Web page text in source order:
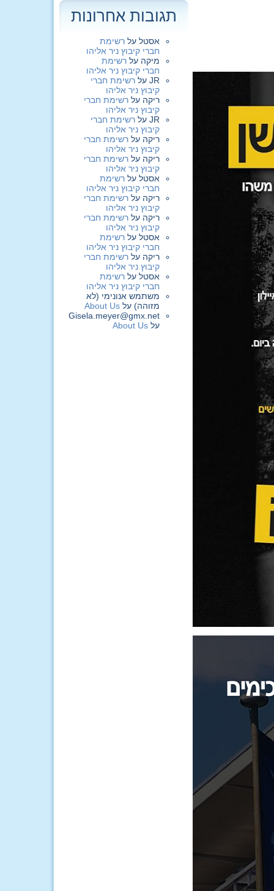
תגובות אחרונות
אסטל על רשימת
חברי קיבוץ ניר אליהו
מיקה על רשימת
חברי קיבוץ ניר אליהו
JR על רשימת חברי
קיבוץ ניר אליהו
ריקה על רשימת חברי
קיבוץ ניר אליהו
JR על רשימת חברי
קיבוץ ניר אליהו
ריקה על רשימת חברי
קיבוץ ניר אליהו
ריקה על רשימת חברי
קיבוץ ניר אליהו
אסטל על רשימת
חברי קיבוץ ניר אליהו
ריקה על רשימת חברי
קיבוץ ניר אליהו
ריקה על רשימת חברי
קיבוץ ניר אליהו
אסטל על רשימת
חברי קיבוץ ניר אליהו
ריקה על רשימת חברי
קיבוץ ניר אליהו
אסטל על רשימת
חברי קיבוץ ניר אליהו
משתמש אנונימי (לא
מזוהה) על About Us
Gisela.meyer@gmx.net
על About Us